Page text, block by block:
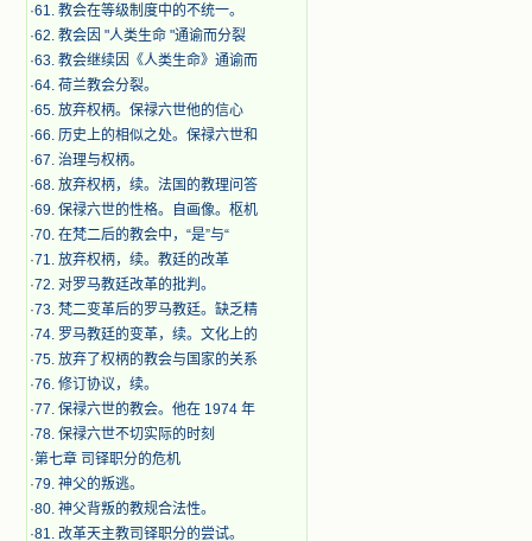
·61. 教会在等级制度中的不统一。
·62. 教会因 "人类生命 "通谕而分裂
·63. 教会继续因《人类生命》通谕而
·64. 荷兰教会分裂。
·65. 放弃权柄。保禄六世他的信心
·66. 历史上的相似之处。保禄六世和
·67. 治理与权柄。
·68. 放弃权柄，续。法国的教理问答
·69. 保禄六世的性格。自画像。枢机
·70. 在梵二后的教会中，“是”与“
·71. 放弃权柄，续。教廷的改革
·72. 对罗马教廷改革的批判。
·73. 梵二变革后的罗马教廷。缺乏精
·74. 罗马教廷的变革，续。文化上的
·75. 放弃了权柄的教会与国家的关系
·76. 修订协议，续。
·77. 保禄六世的教会。他在 1974 年
·78. 保禄六世不切实际的时刻
·第七章 司铎职分的危机
·79. 神父的叛逃。
·80. 神父背叛的教规合法性。
·81. 改革天主教司铎职分的尝试。